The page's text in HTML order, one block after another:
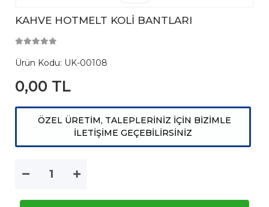
KAHVE HOTMELT KOLİ BANTLARI
Ürün Kodu: UK-00108
0,00 TL
ÖZEL ÜRETİM, TALEPLERİNİZ İÇİN BİZİMLE
İLETİŞİME GEÇEBİLİRSİNİZ